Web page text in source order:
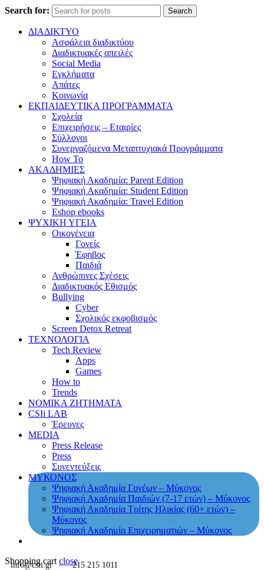
Search for: Search
ΔΙΑΔΙΚΤΥΟ
Ασφάλεια διαδικτύου
Διαδικτυακές απειλές
Social Media
Εγκλήματα
Απάτες
Κοινωνία
ΕΚΠΑΙΔΕΥΤΙΚΑ ΠΡΟΓΡΑΜΜΑΤΑ
Σχολεία
Επιχειρήσεις – Εταιρίες
Σύλλογοι
Συνεργαζόμενα Μεταπτυχιακά Προγράμματα
How To
ΑΚΑΔΗΜΙΕΣ
Ψηφιακή Ακαδημία: Parent Edition
Ψηφιακή Ακαδημία: Student Edition
Ψηφιακή Ακαδημία: Travel Edition
Eshop ebooks
ΨΥΧΙΚΗ ΥΓΕΙΑ
Οικογένεια
Γονείς
Έφηβος
Παιδιά
Ανθρώπινες Σχέσεις
Διαδικτυακός Εθισμός
Bullying
Cyber
Σχολικός εκφοβισμός
Screen Detox Retreat
ΤΕΧΝΟΛΟΓΙΑ
Tech Review
Apps
Games
How to
Trends
ΝΟΜΙΚΑ ΖΗΤΗΜΑΤΑ
CSIi LAB
Έρευνες
MEDIA
Press Release
Press
Συνεντεύξεις
ΜΥΚΟΝΟΣ
Ψηφιακή Ακαδημία Γονέων – Μύκονος
Ψηφιακή Ακαδημία Παιδιών (7-17 ετών) – Μύκονος
Ψηφιακή Ακαδημία Τρίτης Ηλικίας (60+ ετών) –
Μύκονος
Ψηφιακή Ακαδημία Επιχειρηματιών – Μύκονος
Shopping cart close
info@csii.gr 215 215 1011